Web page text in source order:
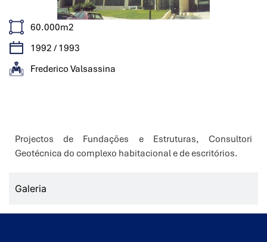
60.000m2
1992 / 1993
Frederico Valsassina
Galeria
Projectos de Fundações e Estruturas, Consultori
Geotécnica do complexo habitacional e de escritórios.